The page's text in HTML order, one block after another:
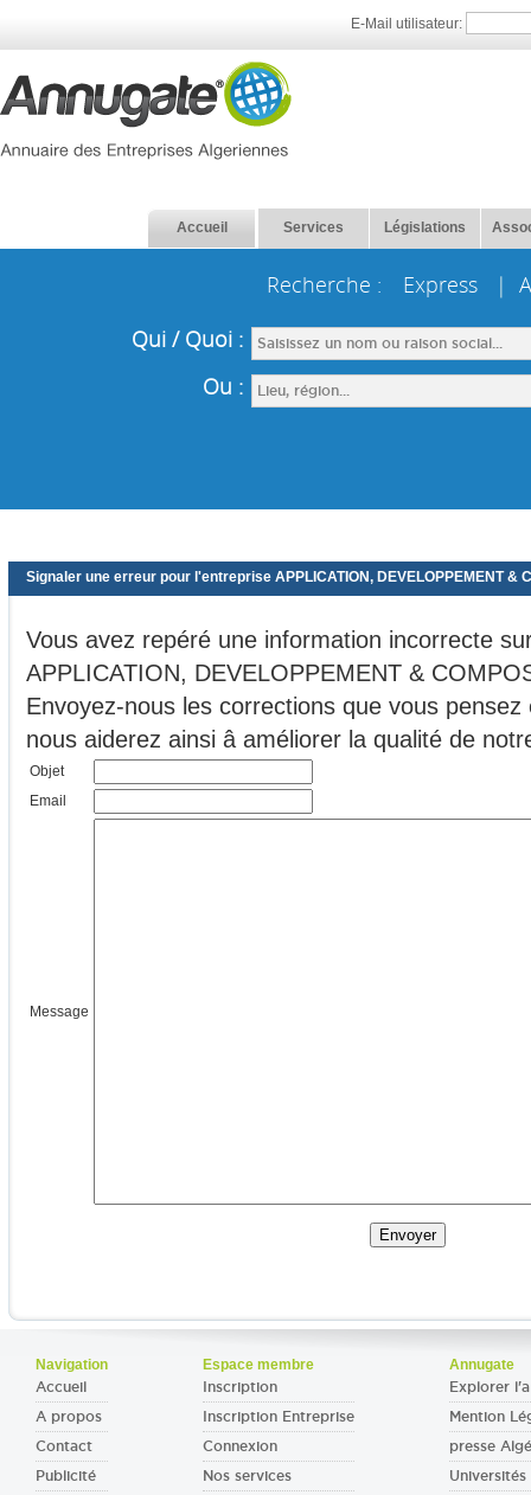
E-Mail utilisateur:
Accueil Services Législations
Signaler une erreur pour l'entreprise APPLICATION, DEVELOPPEMENT &
Vous avez repéré une information incorrecte
APPLICATION, DEVELOPPEMENT &
Envoyez-nous les corrections que vous
nous aiderez ainsi â améliorer la qualité de
Objet
Email
Message
Navigation
Accueil
A propos
Contact
Publicité
Espace membre
Inscription
Inscription Entreprise
Connexion
Nos services
Annugate
Explorer
Mention
presse